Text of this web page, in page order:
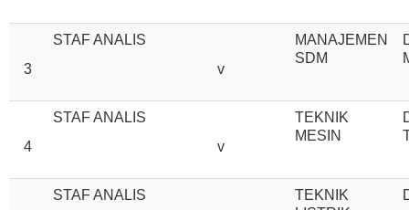
3
STAF ANALIS
v
MANAJEMEN
SDM
4
STAF ANALIS
v
TEKNIK
MESIN
STAF ANALIS
TEKNIK